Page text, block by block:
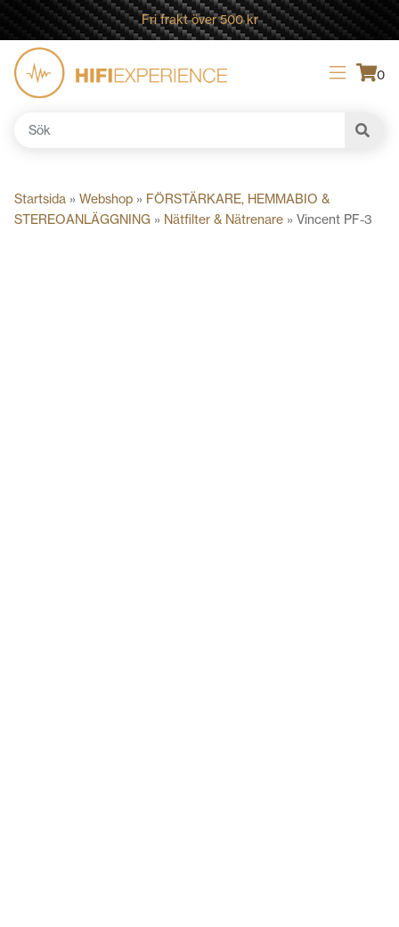
Fri frakt över 500 kr
0
Sök
Startsida » Webshop » FÖRSTÄRKARE, HEMMABIO &
STEREOANLÄGGNING » Nätfilter & Nätrenare » Vincent PF-3